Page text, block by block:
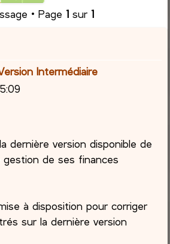
• Page 1 sur 1
Intermédiaire
dernière version disponible de
gestion de ses finances
à disposition pour corriger
sur la dernière version